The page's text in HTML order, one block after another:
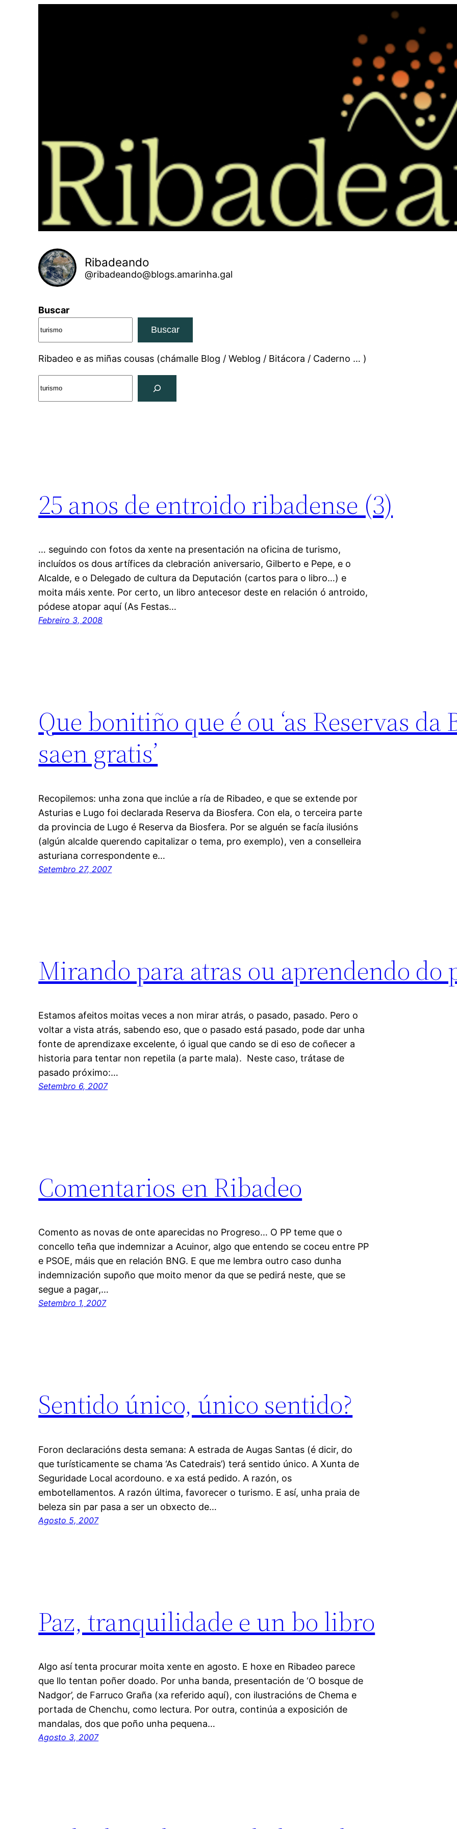
Ribadeando
@ribadeando@blogs.amarinha.gal
Buscar
Buscar
Ribadeo e as miñas cousas (chámalle Blog / Weblog / Bitácora / Caderno … )
25 anos de entroido ribadense (3)
… seguindo con fotos da xente na presentación na oficina de turismo,
incluídos os dous artífices da clebración aniversario, Gilberto e Pepe, e o
Alcalde, e o Delegado de cultura da Deputación (cartos para o libro…) e
moita máis xente. Por certo, un libro antecesor deste en relación ó antroido,
pódese atopar aquí (As Festas…
Febreiro 3, 2008
Que bonitiño que é ou ‘as Reservas da
saen gratis’
Recopilemos: unha zona que inclúe a ría de Ribadeo, e que se extende por
Asturias e Lugo foi declarada Reserva da Biosfera. Con ela, o terceira parte
da provincia de Lugo é Reserva da Biosfera. Por se alguén se facía ilusións
(algún alcalde querendo capitalizar o tema, pro exemplo), ven a conselleira
asturiana correspondente e…
Setembro 27, 2007
Mirando para atras ou aprendendo do
Estamos afeitos moitas veces a non mirar atrás, o pasado, pasado. Pero o
voltar a vista atrás, sabendo eso, que o pasado está pasado, pode dar unha
fonte de aprendizaxe excelente, ó igual que cando se di eso de coñecer a
historia para tentar non repetila (a parte mala). Neste caso, trátase de
pasado próximo:…
Setembro 6, 2007
Comentarios en Ribadeo
Comento as novas de onte aparecidas no Progreso… O PP teme que o
concello teña que indemnizar a Acuinor, algo que entendo se coceu entre PP
e PSOE, máis que en relación BNG. E que me lembra outro caso dunha
indemnización supoño que moito menor da que se pedirá neste, que se
segue a pagar,…
Setembro 1, 2007
Sentido único, único sentido?
Foron declaracións desta semana: A estrada de Augas Santas (é dicir, do
que turísticamente se chama ‘As Catedrais’) terá sentido único. A Xunta de
Seguridade Local acordouno. e xa está pedido. A razón, os
embotellamentos. A razón última, favorecer o turismo. E así, unha praia de
beleza sin par pasa a ser un obxecto de…
Agosto 5, 2007
Paz, tranquilidade e un bo libro
Algo así tenta procurar moita xente en agosto. E hoxe en Ribadeo parece
que llo tentan poñer doado. Por unha banda, presentación de ‘O bosque de
Nadgor’, de Farruco Graña (xa referido aquí), con ilustracións de Chema e
portada de Chenchu, como lectura. Por outra, continúa a exposición de
mandalas, dos que poño unha pequena…
Agosto 3, 2007